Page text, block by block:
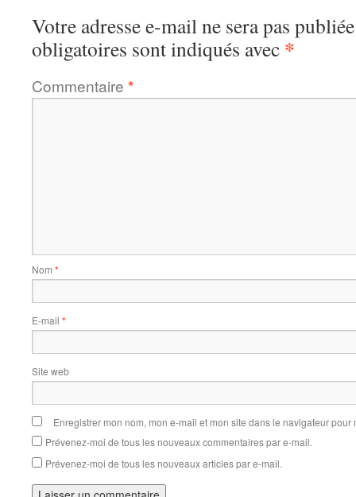
Votre adresse e-mail ne sera pas
obligatoires sont indiqués avec *
Commentaire *
Nom *
E-mail *
Site web
Enregistrer mon nom, mon e-mail et mon site dans le navigateur
Prévenez-moi de tous les nouveaux commentaires par e-mail.
Prévenez-moi de tous les nouveaux articles par e-mail.